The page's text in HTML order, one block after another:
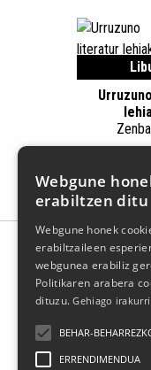
Webgune
erabiltzen ditu
Webgune honek
erabiltzaileen
webgunea erabiliz
Politikaren arabera
dituzu.Gehiago irakurri
BEHAR-
ERRENDIMENDUA